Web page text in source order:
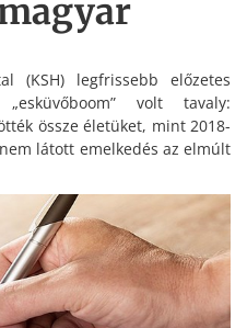
(KSH) legfrissebb előzetes
volt tavaly:
össze életüket, mint 2018-
látott emelkedés az elmúlt